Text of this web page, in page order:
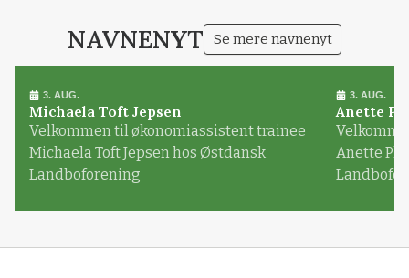
NAVNENYT Se mere navnenyt
3. AUG.
Michaela Toft Jepsen
Velkommen til økonomiassistent trainee
Michaela Toft Jepsen hos Østdansk
Landboforening
3. AUG.
Anette
Anette